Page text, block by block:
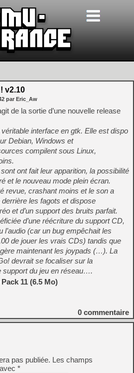
v2.10
par Eric_Aw
de la sortie d’une nouvelle release
interface en gtk. Elle est dispo
Debian, Windows et
compilent sous Linux,
ont fait leur apparition, la possibilité
et le nouveau mode plein écran.
revue, crashant moins et le son a
les fagots et dispose
et d’un support des bruits parfait.
d’une réécriture du support CD,
l’audio (car un bug empêchait les
de jouer les vrais CDs) tandis que
maintenant les joypads (…). La
devrait se focaliser sur la
support du jeu en réseau….
11 (6.5 Mo)
0 commentaire
pas publiée. Les champs
*